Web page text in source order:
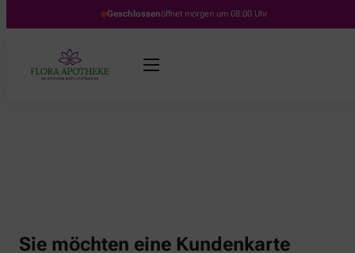
Geschlossenöffnet morgen um 08:00 Uhr
Sie möchten eine Kundenkarte